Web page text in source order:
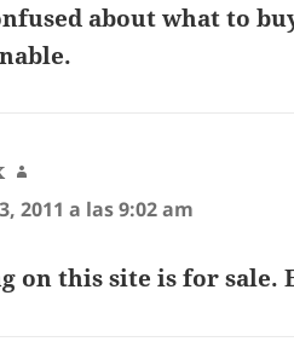
about what to
dice:
2011 a las 9:02 am
on this site is for sale.